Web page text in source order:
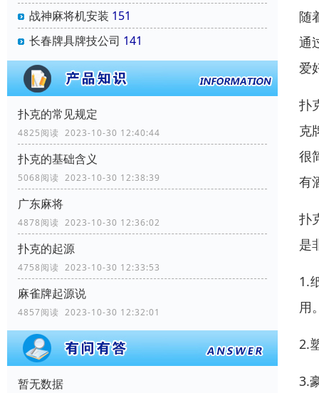
战神麻将机安装 151
长春牌具牌技公司 141
扑克的常见规定
4825阅读 2023-10-30 12:40:44
扑克的基础含义
5068阅读 2023-10-30 12:38:39
广东麻将
4878阅读 2023-10-30 12:36:02
扑克的起源
4758阅读 2023-10-30 12:33:53
麻雀牌起源说
4857阅读 2023-10-30 12:32:01
暂无数据
随
通
爱
扑
克
很
有
扑
是
1.
用
2.
3.